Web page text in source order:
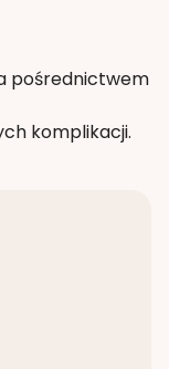
pośrednictwem
komplikacji.